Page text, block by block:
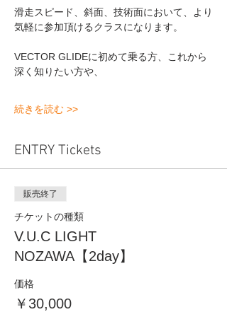
滑走スピード、斜面、技術面において、より
気軽に参加頂けるクラスになります。
VECTOR GLIDEに初めて乗る方、これから
深く知りたい方や、
続きを読む >>
ENTRY Tickets
販売終了
チケットの種類
V.U.C LIGHT
NOZAWA【2day】
価格
￥30,000